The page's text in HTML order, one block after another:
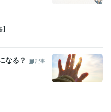
なる？
記事